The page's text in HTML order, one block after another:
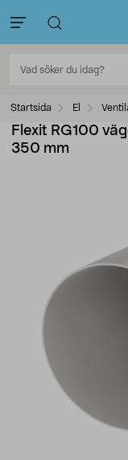
Startsida El
Flexit RG100
350 mm